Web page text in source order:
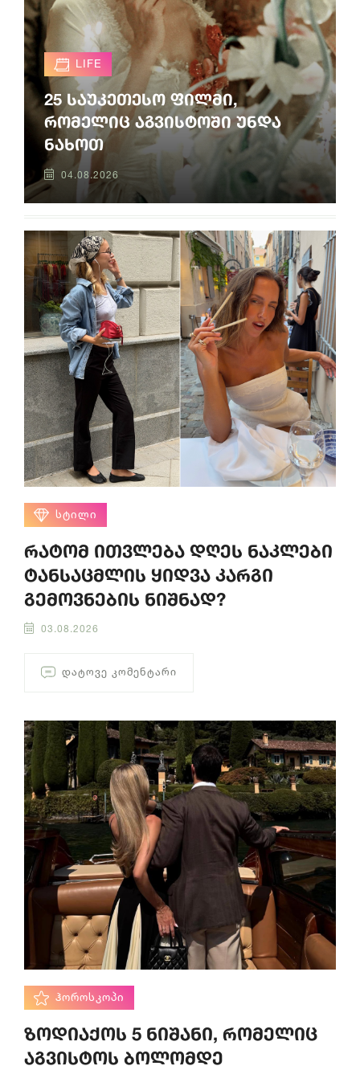
LIFE
25 საუკეთესო ფილმი,
რომელიც აგვისტოში უნდა
ნახოთ
04.08.2026
ᲡᲢᲘᲚᲘ
რატომ ითვლება დღეს ნაკლები
ტანსაცმლის ყიდვა კარგი
გემოვნების ნიშნად?
03.08.2026
ᲓᲐᲢᲝᲕᲔ ᲙᲝᲛᲔᲜᲢᲐᲠᲘ
ᲰᲝᲠᲝᲡᲙᲝᲞᲘ
ზოდიაქოს 5 ნიშანი, რომელიც
აგვისტოს ბოლომდე